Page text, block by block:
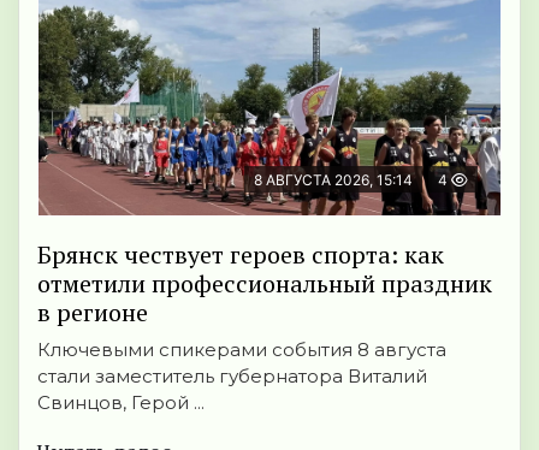
8 АВГУСТА 2026, 15:14 4
Брянск чествует героев спорта: как
отметили профессиональный праздник
в регионе
Ключевыми спикерами события 8 августа
стали заместитель губернатора Виталий
Свинцов, Герой ...